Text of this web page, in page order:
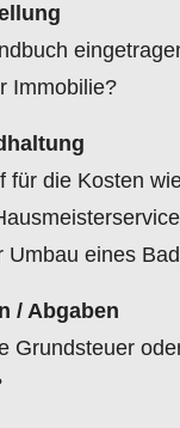
Immobilie?
für die Kosten
Umbau eines
/ Abgaben
Grundsteuer